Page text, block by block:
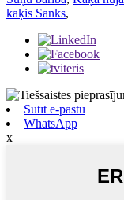
kaķis Sanks,
Sūtīt e-pastu
WhatsApp
x